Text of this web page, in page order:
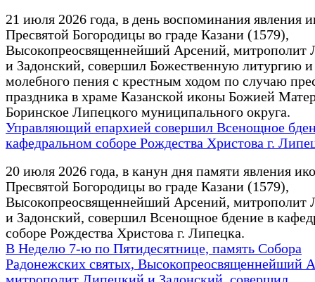
21 июля 2026 года, в день воспоминания явления
Пресвятой Богородицы во граде Казани (1579),
Высокопреосвященнейший Арсений, митрополит
и Задонский, совершил Божественную литургию
молебного пения с крестным ходом по случаю
праздника в храме Казанской иконы Божией
Боринское Липецкого муниципального округа.
Управляющий епархией совершил Всенощное
кафедральном соборе Рождества Христова г.
20 июля 2026 года, в канун дня памяти явления
Пресвятой Богородицы во граде Казани (1579),
Высокопреосвященнейший Арсений, митрополит
и Задонский, совершил Всенощное бдение в
соборе Рождества Христова г. Липецка.
В Неделю 7-ю по Пятидесятнице, память Собора
Радонежских святых, Высокопреосвященнейший